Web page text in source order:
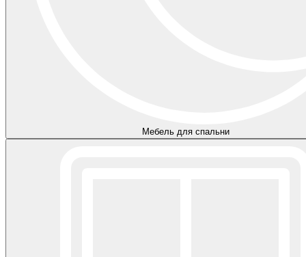
Мебель для спальни